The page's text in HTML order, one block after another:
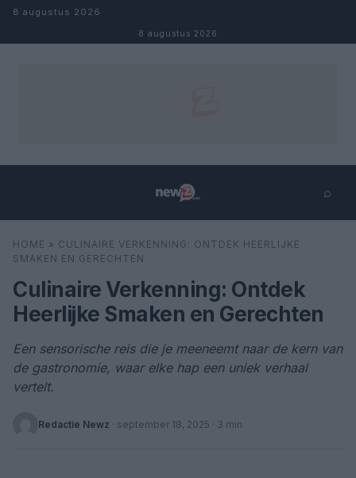
Naar inhoud
8 augustus 2026
8 augustus 2026
⌕
Zoeken ⌕
HOME » CULINAIRE VERKENNING: ONTDEK HEERLIJKE
SMAKEN EN GERECHTEN
Culinaire Verkenning: Ontdek
Heerlijke Smaken en Gerechten
Een sensorische reis die je meeneemt naar de kern van
de gastronomie, waar elke hap een uniek verhaal
vertelt.
Redactie Newz · september 18, 2025 · 3 min